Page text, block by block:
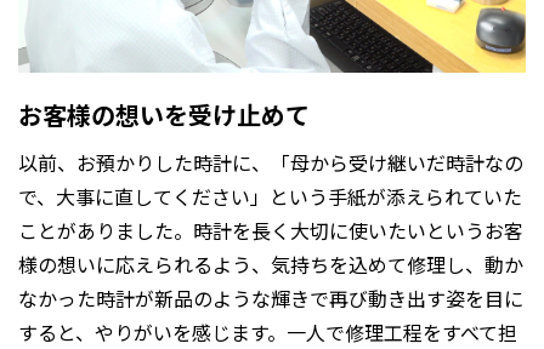
お客様の想いを受け止めて
以前、お預かりした時計に、「母から受け継いだ時計なの
で、大事に直してください」という手紙が添えられていた
ことがありました。時計を長く大切に使いたいというお客
様の想いに応えられるよう、気持ちを込めて修理し、動か
なかった時計が新品のような輝きで再び動き出す姿を目に
すると、やりがいを感じます。一人で修理工程をすべて担